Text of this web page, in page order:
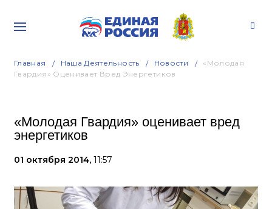
Главная Наша Деятельность Новости
«Молодая
Гвардия» Оценивает Вред Энергетиков
«Молодая Гвардия» оценивает вред
энергетиков
01 октября 2014, 11:57